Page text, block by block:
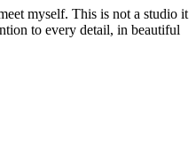
myself. This is not a studio it
to every detail, in beautiful